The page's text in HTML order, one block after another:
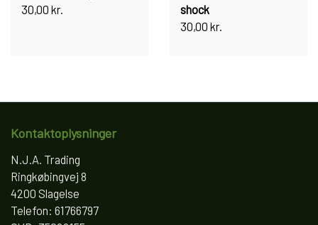
30,00 kr.
shock
30,00 kr.
Kontaktoplysninger
N.J.A. Trading
Ringkøbingvej 8
4200 Slagelse
Telefon: 61766797